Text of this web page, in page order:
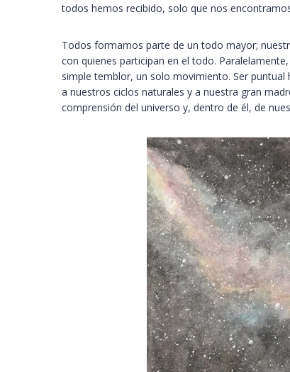
todos hemos recibido, solo que nos
Todos formamos parte de un todo mayor;
con quienes participan en el todo.
simple temblor, un solo movimiento. Ser
a nuestros ciclos naturales y a nuestra gran
comprensión del universo y, dentro de él, de